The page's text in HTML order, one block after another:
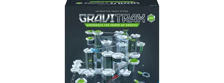
Skladem1
8938
RAVENSBURGER